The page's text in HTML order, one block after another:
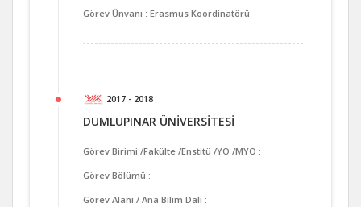
Görev Ünvanı : Erasmus Koordinatörü
2017 - 2018
DUMLUPINAR ÜNİVERSİTESİ
Görev Birimi /Fakülte /Enstitü /YO /MYO :
Görev Bölümü :
Görev Alanı / Ana Bilim Dalı :